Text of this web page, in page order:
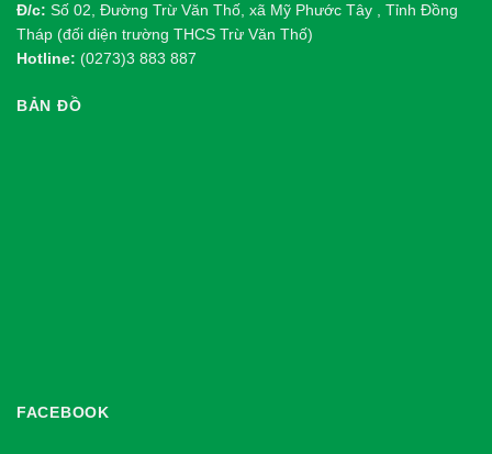
Đ/c: Số 02, Đường Trừ Văn Thố, xã Mỹ Phước Tây , Tỉnh Đồng
Tháp (đối diện trường THCS Trừ Văn Thố)
Hotline: (0273)3 883 887
BẢN ĐỒ
FACEBOOK